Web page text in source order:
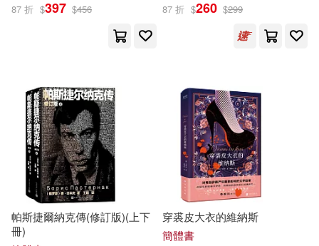
帕維爾．塔索林(13)
（德）赫爾曼·黑塞(13)
ダンミル(12) 秋山シノ(12)
赫伯特．喬治．威爾斯(12)
中信出版社(74)
上海譯文出版社(69)
台灣角川(67)
廣西師範大學出版社(67)
電子工業出版社(65)
87 折 $397 $456 87 折 $260 $299
帕斯捷爾納克傳(修訂版)(上下
冊)
穿裘皮大衣的維納斯
簡體書